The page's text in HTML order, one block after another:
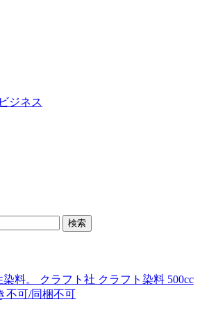
ジネス
料。 クラフト社 クラフト染料 500cc
不可/同梱不可